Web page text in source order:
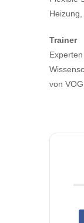
Trainer
von